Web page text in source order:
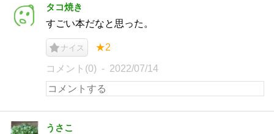
タコ焼き
すごい本だなと思った。
ナイス ★2
コメント(0) 2022/07/14
うさこ